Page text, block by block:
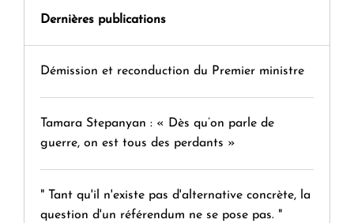
Dernières publications
Démission et reconduction du Premier ministre
Tamara Stepanyan : « Dès qu’on parle de
guerre, on est tous des perdants »
" Tant qu'il n'existe pas d'alternative concrète, la
question d'un référendum ne se pose pas. "